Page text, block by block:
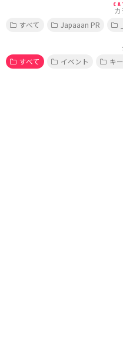
すべて
Japaaan PR
すべて
イベント キ